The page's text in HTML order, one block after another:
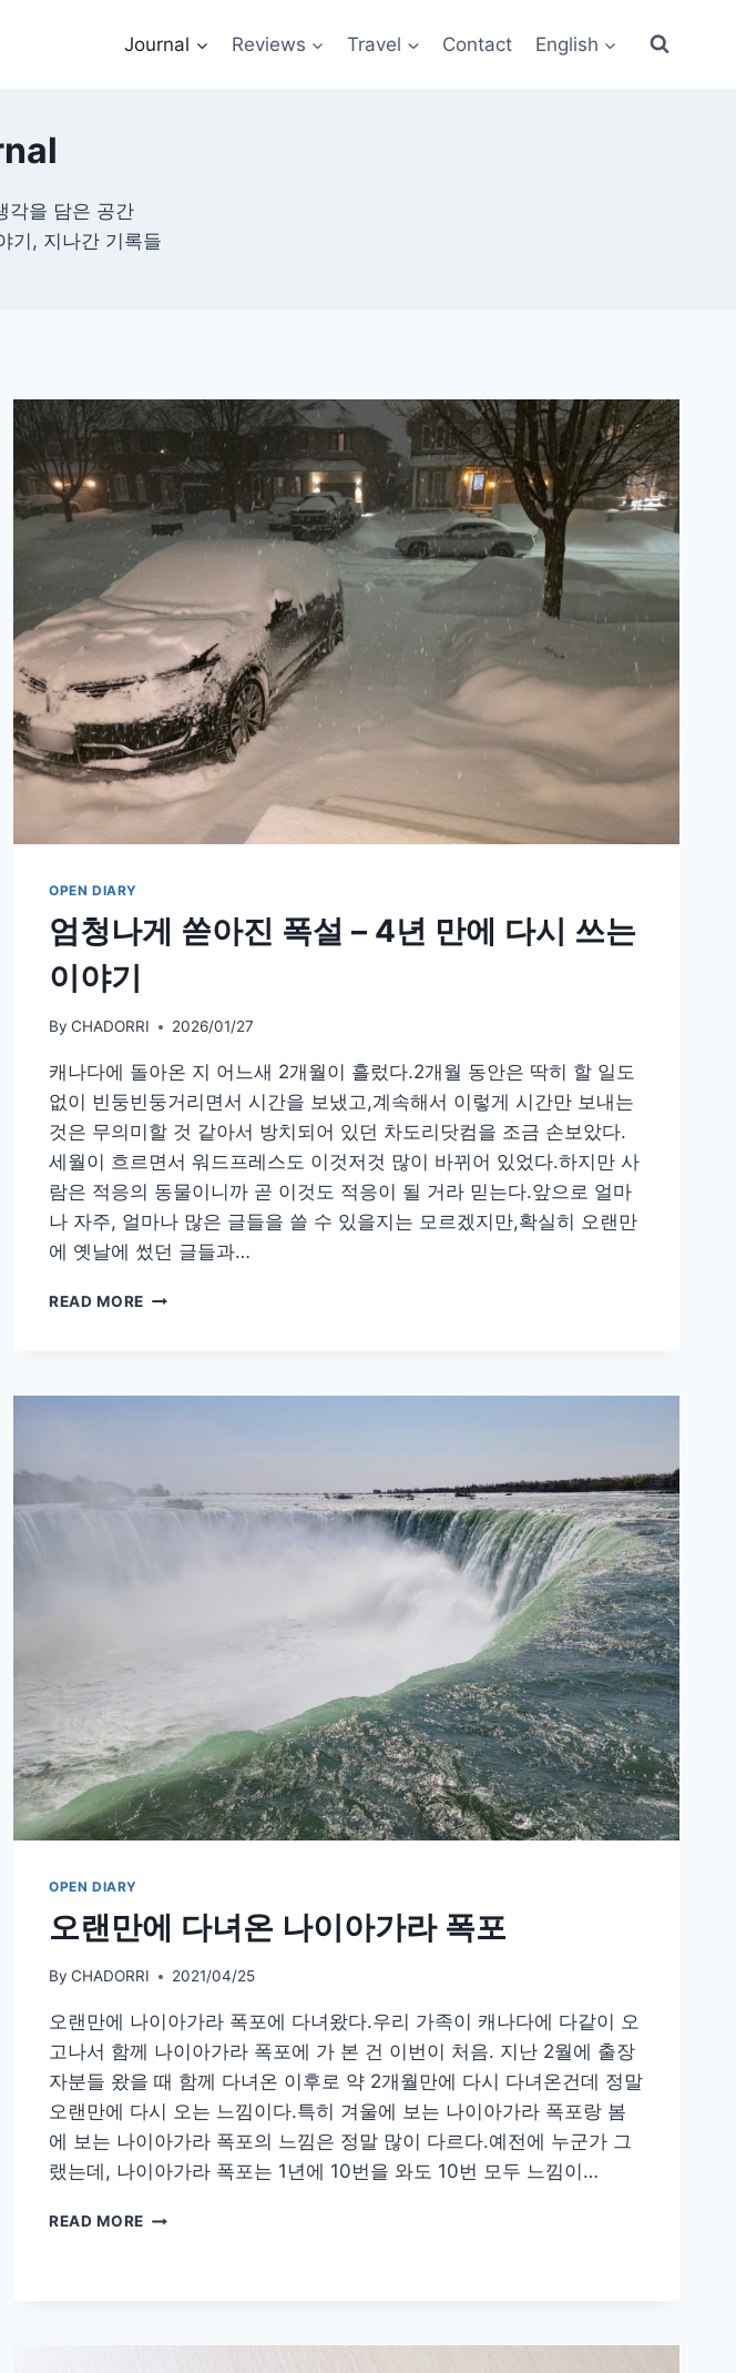
Journal Reviews Travel Contact English
각을 담은 공간
기, 지나간 기록들
OPEN DIARY
엄청나게 쏟아진 폭설 – 4년 만에 다시 쓰는
이야기
By CHADORRI 2026/01/27
캐나다에 돌아온 지 어느새 2개월이 흘렀다.2개월 동안은 딱히 할 일도
없이 빈둥빈둥거리면서 시간을 보냈고,계속해서 이렇게 시간만 보내는
것은 무의미할 것 같아서 방치되어 있던 차도리닷컴을 조금 손보았다.
세월이 흐르면서 워드프레스도 이것저것 많이 바뀌어 있었다.하지만 사
람은 적응의 동물이니까 곧 이것도 적응이 될 거라 믿는다.앞으로 얼마
나 자주, 얼마나 많은 글들을 쓸 수 있을지는 모르겠지만,확실히 오랜만
에 옛날에 썼던 글들과…
READ MORE 엄
설
–
이
야
기
OPEN DIARY
오랜만에 다녀온 나이아가라 폭포
By CHADORRI 2021/04/25
오랜만에 나이아가라 폭포에 다녀왔다.우리 가족이 캐나다에 다같이 오
고나서 함께 나이아가라 폭포에 가 본 건 이번이 처음. 지난 2월에 출장
자분들 왔을 때 함께 다녀온 이후로 약 2개월만에 다시 다녀온건데 정말
오랜만에 다시 오는 느낌이다.특히 겨울에 보는 나이아가라 폭포랑 봄
에 보는 나이아가라 폭포의 느낌은 정말 많이 다르다.예전에 누군가 그
랬는데, 나이아가라 폭포는 1년에 10번을 와도 10번 모두 느낌이…
READ MORE 오